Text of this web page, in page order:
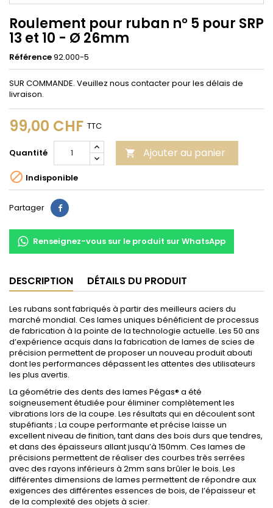
Roulement pour ruban n° 5 pour SRP
13 et 10 - Ø 26mm
Référence92.000-5
SUR COMMANDE. Veuillez nous contacter pour les délais de
livraison.
99,00 CHF TTC
Quantité  Ajouter au panier
 Indisponible
Partager Partager
Renseignez-vous sur le produit sur WhatsApp
DESCRIPTION DÉTAILS DU PRODUIT
Les rubans sont fabriqués à partir des meilleurs aciers du
marché mondial. Ces lames uniques bénéficient de processus
de fabrication à la pointe de la technologie actuelle. Les 50 ans
d’expérience acquis dans la fabrication de lames de scies de
précision permettent de proposer un nouveau produit abouti
dont les performances dépassent les attentes des utilisateurs
les plus avertis.
La géométrie des dents des lames Pégas® a été
soigneusement étudiée pour éliminer complètement les
vibrations lors de la coupe. Les résultats qui en découlent sont
stupéfiants ; La coupe performante et précise laisse un
excellent niveau de finition, tant dans des bois durs que tendres,
et dans des épaisseurs allant jusqu’à 150mm. Ces lames de
précisions permettent de réaliser des courbes très serrées
avec des rayons inférieurs à 2mm sans brûler le bois. Les
différentes dimensions de lames permettent de répondre aux
exigences des différentes essences de bois, de l’épaisseur et
de la complexité des objets à scier.